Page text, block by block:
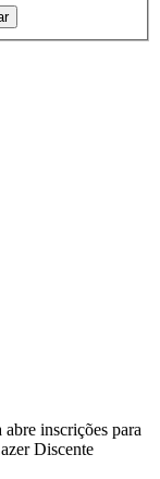
inscrições para
Discente